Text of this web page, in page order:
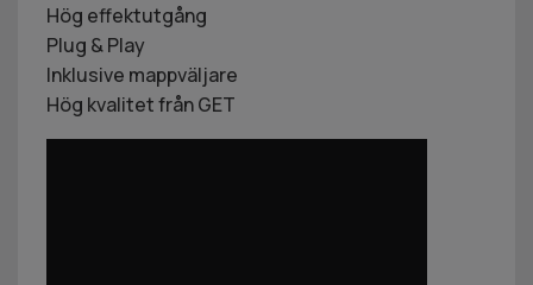
Hög effektutgång
Plug & Play
Inklusive mappväljare
Hög kvalitet från GET